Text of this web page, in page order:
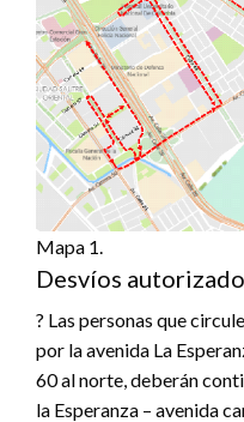
Mapa 1.
Desvíos
? Las personas que
por la avenida La
60 al norte, deberán
la Esperanza – avenida